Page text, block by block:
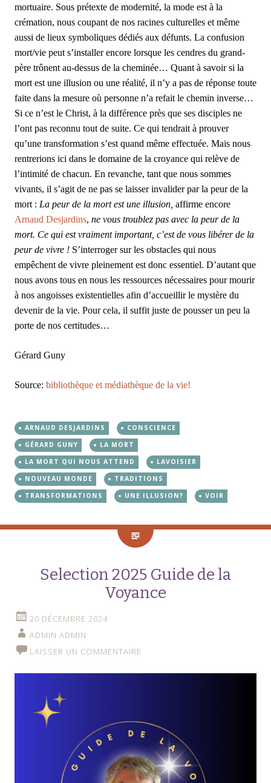
mortuaire. Sous prétexte de modernité, la mode est à la
crémation, nous coupant de nos racines culturelles et même
aussi de lieux symboliques dédiés aux défunts. La confusion
mort/vie peut s’installer encore lorsque les cendres du grand-
père trônent au-dessus de la cheminée… Quant à savoir si la
mort est une illusion ou une réalité, il n’y a pas de réponse toute
faite dans la mesure où personne n’a refait le chemin inverse…
Si ce n’est le Christ, à la différence près que ses disciples ne
l’ont pas reconnu tout de suite. Ce qui tendrait à prouver
qu’une transformation s’est quand même effectuée. Mais nous
rentrerions ici dans le domaine de la croyance qui relève de
l’intimité de chacun. En revanche, tant que nous sommes
vivants, il s’agit de ne pas se laisser invalider par la peur de la
mort : La peur de la mort est une illusion, affirme encore
Arnaud Desjardins, ne vous troublez pas avec la peur de la
mort. Ce qui est vraiment important, c’est de vous libérer de la
peur de vivre ! S’interroger sur les obstacles qui nous
empêchent de vivre pleinement est donc essentiel. D’autant que
nous avons tous en nous les ressources nécessaires pour mourir
à nos angoisses existentielles afin d’accueillir le mystère du
devenir de la vie. Pour cela, il suffit juste de pousser un peu la
porte de nos certitudes…
Gérard Guny
Source: bibliothèque et médiathèque de la vie!
ARNAUD DESJARDINS
CONSCIENCE
GÉRARD GUNY
LA MORT
LA MORT QUI NOUS ATTEND
LAVOISIER
NOUVEAU MONDE
TRADITIONS
TRANSFORMATIONS
UNE ILLUSION? VOIR
Selection 2025 Guide de la
Voyance
20 DÉCEMBRE 2024
ADMIN ADMIN
LAISSER UN COMMENTAIRE